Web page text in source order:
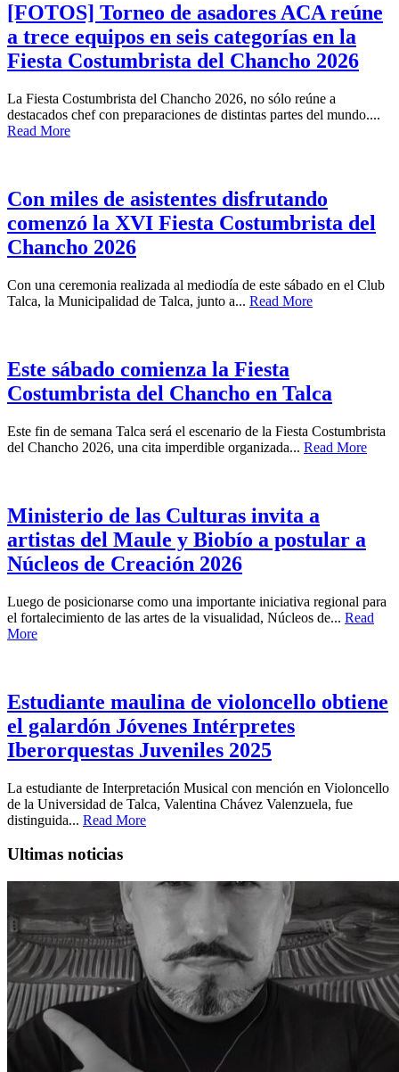
[FOTOS] Torneo de asadores ACA reúne
a trece equipos en seis categorías en la
Fiesta Costumbrista del Chancho 2026
La Fiesta Costumbrista del Chancho 2026, no sólo reúne a
destacados chef con preparaciones de distintas partes del mundo....
Read More
Con miles de asistentes disfrutando
comenzó la XVI Fiesta Costumbrista del
Chancho 2026
Con una ceremonia realizada al mediodía de este sábado en el Club
Talca, la Municipalidad de Talca, junto a... Read More
Este sábado comienza la Fiesta
Costumbrista del Chancho en Talca
Este fin de semana Talca será el escenario de la Fiesta Costumbrista
del Chancho 2026, una cita imperdible organizada... Read More
Ministerio de las Culturas invita a
artistas del Maule y Biobío a postular a
Núcleos de Creación 2026
Luego de posicionarse como una importante iniciativa regional para
el fortalecimiento de las artes de la visualidad, Núcleos de... Read
More
Estudiante maulina de violoncello obtiene
el galardón Jóvenes Intérpretes
Iberorquestas Juveniles 2025
La estudiante de Interpretación Musical con mención en Violoncello
de la Universidad de Talca, Valentina Chávez Valenzuela, fue
distinguida... Read More
Ultimas noticias